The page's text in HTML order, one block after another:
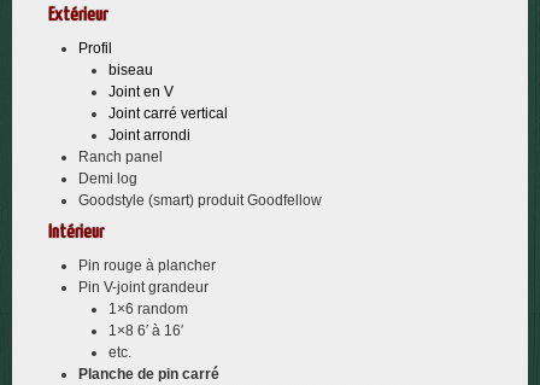
Extérieur
Profil
biseau
Joint en V
Joint carré vertical
Joint arrondi
Ranch panel
Demi log
Goodstyle (smart) produit Goodfellow
Intérieur
Pin rouge à plancher
Pin V-joint grandeur
1×6 random
1×8 6′ à 16′
etc.
Planche de pin carré